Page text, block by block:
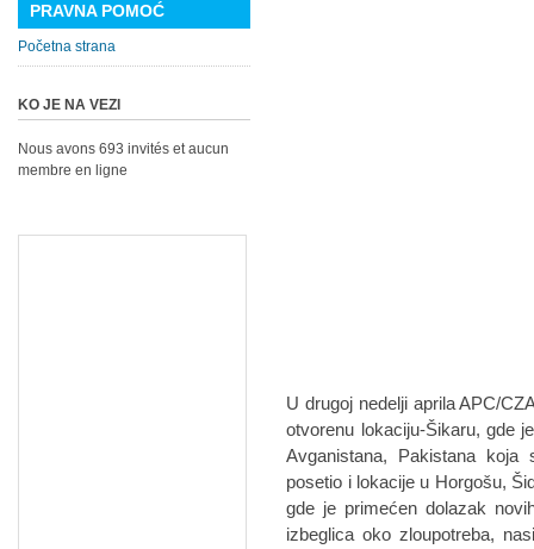
U drugoj nedelji aprila APC/
otvorenu lokaciju-Šikaru, gde
Avganistana, Pakistana
posetio i lokacije u Horgošu,
gde je primećen dolazak
izbeglica oko zloupotreba,
PRAVNA POMOĆ
Početna strana
KO JE NA VEZI
Nous avons 693 invités et aucun
membre en ligne